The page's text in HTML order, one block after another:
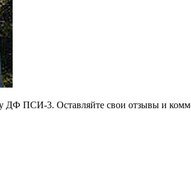
ДФ ПСИ-3. Оставляйте свои отзывы и